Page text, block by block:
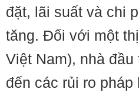
đặt, lãi suất và chi
tăng. Đối với một
Việt Nam), nhà
đến các rủi ro